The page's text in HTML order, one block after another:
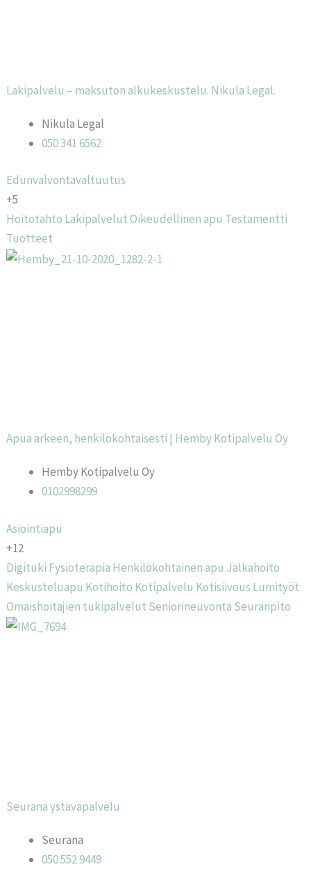
Lakipalvelu – maksuton alkukeskustelu. Nikula Legal.
Nikula Legal
050 341 6562
Edunvalvontavaltuutus
+5
Hoitotahto LakipalvelutOikeudellinen apu Testamentti
Tuotteet
Apua arkeen, henkilökohtaisesti | Hemby Kotipalvelu Oy
Hemby Kotipalvelu Oy
0102998299
Asiointiapu
+12
Digituki Fysioterapia Henkilökohtainen apu Jalkahoito
Keskusteluapu Kotihoito Kotipalvelu Kotisiivous Lumityöt
Omaishoitajien tukipalvelut Seniorineuvonta Seuranpito
Seurana ystäväpalvelu
Seurana
050 552 9449